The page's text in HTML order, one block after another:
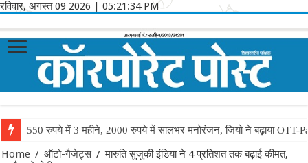
रविवार, अगस्त 09 2026 | 05:21:34 PM
550 रुपये में 3 महीने, 2000 रुपये में सालभर मनोरंजन, जियो ने बढ़ाया OTT-
Home / ऑटो-गैजेट्स / मारुति सुजुकी इंडिया ने 4 प्रतिशत तक बढ़ाई कीमत,